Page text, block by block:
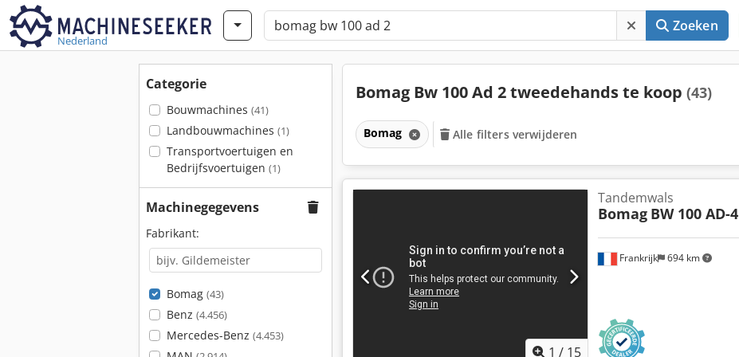
Nederland
Zoeken
Categorie
Bouwmachines (41)
Landbouwmachines (1)
Transportvoertuigen en
Bedrijfsvoertuigen (1)
Machinegegevens
Fabrikant:
Bomag (43)
Benz (4.456)
Mercedes-Benz (4.453)
Bomag Bw 100 Ad 2 tweedehands te koop (43)
Bomag Alle filters verwijderen
1 / 15
Frankrijk 694 km
Tandemwals
Bomag BW 100 AD-4